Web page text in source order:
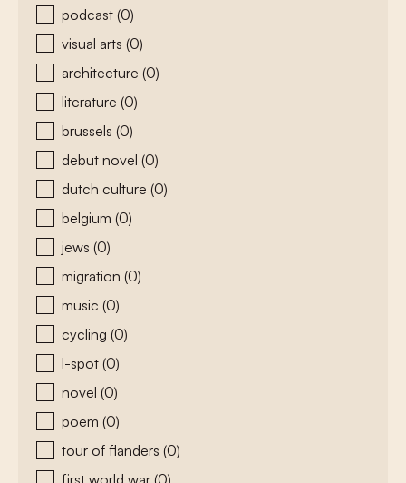
podcast (0)
visual arts (0)
architecture (0)
literature (0)
brussels (0)
debut novel (0)
dutch culture (0)
belgium (0)
jews (0)
migration (0)
music (0)
cycling (0)
l-spot (0)
novel (0)
poem (0)
tour of flanders (0)
first world war (0)